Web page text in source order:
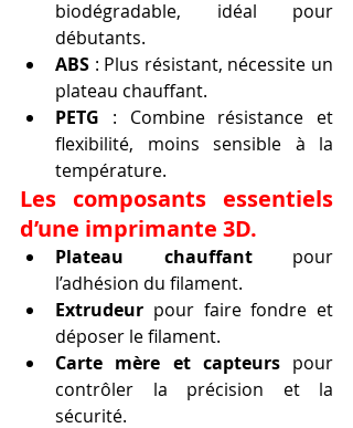
biodégradable, idéal pour
débutants.
ABS : Plus résistant, nécessite un
plateau chauffant.
PETG : Combine résistance et
flexibilité, moins sensible à la
température.
Les composants essentiels
d’une imprimante 3D.
Plateau chauffant pour
l’adhésion du filament.
Extrudeur pour faire fondre et
déposer le filament.
Carte mère et capteurs pour
contrôler la précision et la
sécurité.